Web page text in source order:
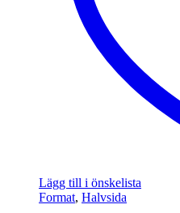
Lägg till i önskelista
Format, Halvsida